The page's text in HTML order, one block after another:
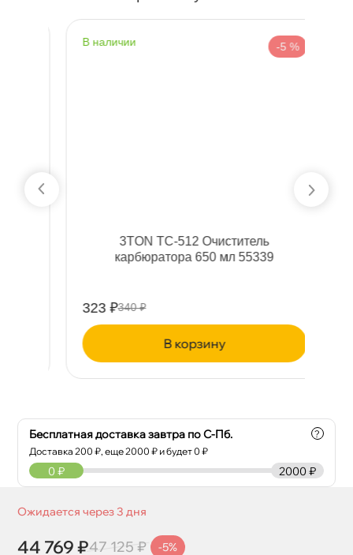
наличии -5 %
3TON ТС-512 Очиститель
карбюратора 650 мл 55339
323 ₽340 ₽
корзину
Бесплатная доставка завтра по С-Пб.
Доставка200 ₽, еще2000 ₽ и будет 0 ₽
?
2000 ₽
0 ₽
Ожидается через 3 дня
44 769 ₽47 125 ₽ -5%